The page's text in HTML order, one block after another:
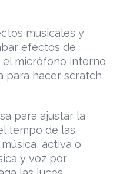
musicales y
efectos de
el micrófono interno
para hacer scratch
para ajustar la
tempo de las
activa o
y voz por